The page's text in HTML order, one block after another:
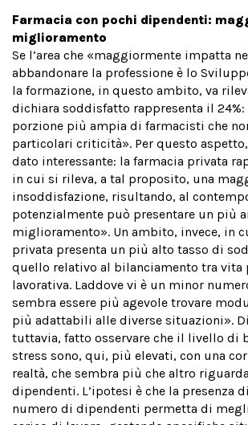
Farmacia con pochi dipendenti:
miglioramento
Se l’area che «maggiormente impatta
abbandonare la professione è lo
la formazione, in questo ambito, va
dichiara soddisfatto rappresenta il 24%:
porzione più ampia di farmacisti che
particolari criticità». Per questo
dato interessante: la farmacia privata
in cui si rileva, a tal proposito, una
insoddisfazione, risultando, al
potenzialmente può presentare un più
miglioramento». Un ambito, invece, in
privata presenta un più alto tasso di
quello relativo al bilanciamento tra vita
lavorativa. Laddove vi è un minor
sembra essere più agevole trovare
più adattabili alle diverse situazioni».
tuttavia, fatto osservare che il livello di
stress sono, qui, più elevati, con una
realtà, che sembra più che altro
dipendenti. L’ipotesi è che la presenza
numero di dipendenti permetta di